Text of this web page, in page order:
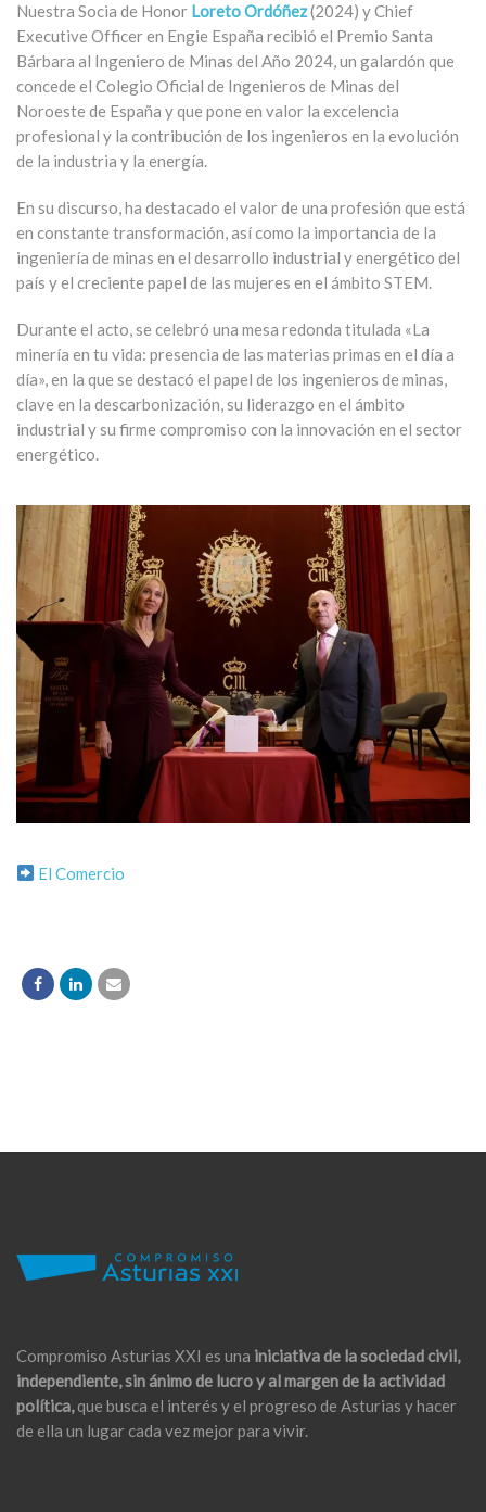
Nuestra Socia de Honor Loreto Ordóñez(2024) y Chief
Executive Officer en Engie España recibió el Premio Santa
Bárbara al Ingeniero de Minas del Año 2024, un galardón que
concede el Colegio Oficial de Ingenieros de Minas del
Noroeste de España y que pone en valor la excelencia
profesional y la contribución de los ingenieros en la evolución
de la industria y la energía.
En su discurso, ha destacado el valor de una profesión que está
en constante transformación, así como la importancia de la
ingeniería de minas en el desarrollo industrial y energético del
país y el creciente papel de las mujeres en el ámbito STEM.
Durante el acto, se celebró una mesa redonda titulada «La
minería en tu vida: presencia de las materias primas en el día a
día», en la que se destacó el papel de los ingenieros de minas,
clave en la descarbonización, su liderazgo en el ámbito
industrial y su firme compromiso con la innovación en el sector
energético.
El Comercio
Compromiso Asturias XXI es una iniciativa de la sociedad civil,
independiente, sin ánimo de lucro y al margen de la actividad
política,que busca el interés y el progreso de Asturias y hacer
de ella un lugar cada vez mejor para vivir.